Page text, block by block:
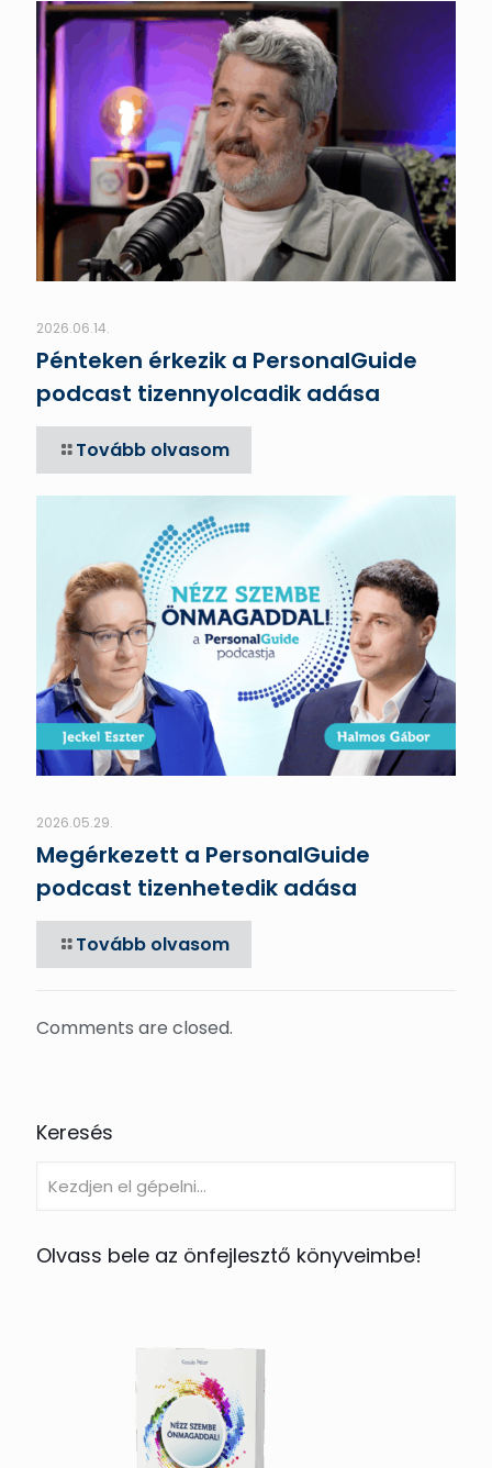
2026.06.14.
Pénteken érkezik a PersonalGuide
podcast tizennyolcadik adása
Tovább olvasom
2026.05.29.
Megérkezett a PersonalGuide
podcast tizenhetedik adása
Tovább olvasom
Comments are closed.
Keresés
Olvass bele az önfejlesztő könyveimbe!